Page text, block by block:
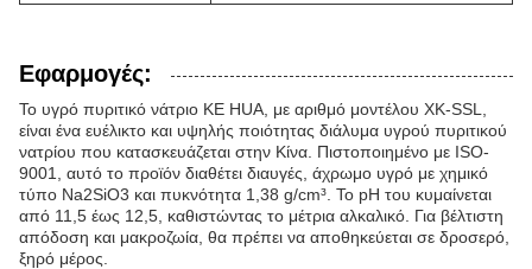
Εφαρμογές:
Το υγρό πυριτικό νάτριο KE HUA, με αριθμό μοντέλου XK-SSL,
είναι ένα ευέλικτο και υψηλής ποιότητας διάλυμα υγρού πυριτικού
νατρίου που κατασκευάζεται στην Κίνα. Πιστοποιημένο με ISO-
9001, αυτό το προϊόν διαθέτει διαυγές, άχρωμο υγρό με χημικό
τύπο Na2SiO3 και πυκνότητα 1,38 g/cm³. Το pH του κυμαίνεται
από 11,5 έως 12,5, καθιστώντας το μέτρια αλκαλικό. Για βέλτιστη
απόδοση και μακροζωία, θα πρέπει να αποθηκεύεται σε δροσερό,
ξηρό μέρος.